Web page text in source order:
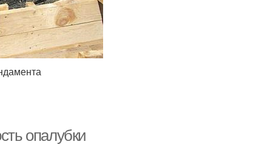
опалубки